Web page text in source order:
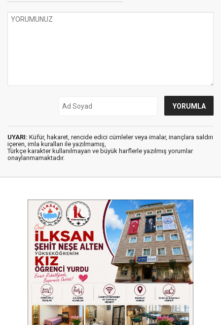
UYARI: Küfür, hakaret, rencide edici cümleler veya imalar, inançlara saldırı
içeren, imla kuralları ile yazılmamış,
Türkçe karakter kullanılmayan ve büyük harflerle yazılmış yorumlar
onaylanmamaktadır.